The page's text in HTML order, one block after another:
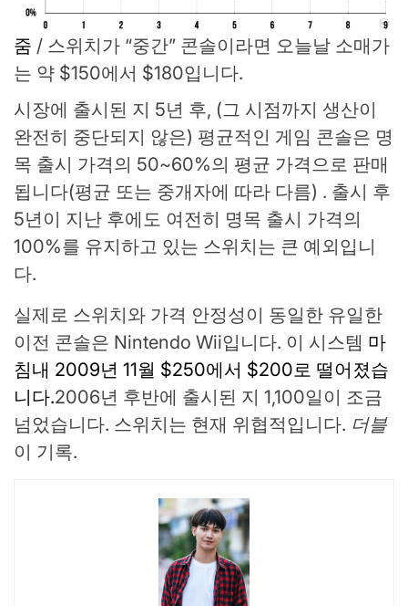
줌 / 스위치가 “중간” 콘솔이라면 오늘날 소매가
는 약 $150에서 $180입니다.
시장에 출시된 지 5년 후, (그 시점까지 생산이
완전히 중단되지 않은) 평균적인 게임 콘솔은 명
목 출시 가격의 50~60%의 평균 가격으로 판매
됩니다(평균 또는 중개자에 따라 다름) . 출시 후
5년이 지난 후에도 여전히 명목 출시 가격의
100%를 유지하고 있는 스위치는 큰 예외입니
다.
실제로 스위치와 가격 안정성이 동일한 유일한
이전 콘솔은 Nintendo Wii입니다. 이 시스템 마
침내 2009년 11월 $250에서 $200로 떨어졌습
니다.2006년 후반에 출시된 지 1,100일이 조금
넘었습니다. 스위치는 현재 위협적입니다. 더블
이 기록.